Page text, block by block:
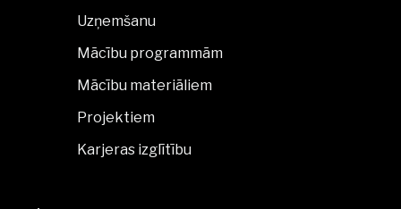
Uzņemšanu
Mācību programmām
Mācību materiāliem
Projektiem
Karjeras izglītību